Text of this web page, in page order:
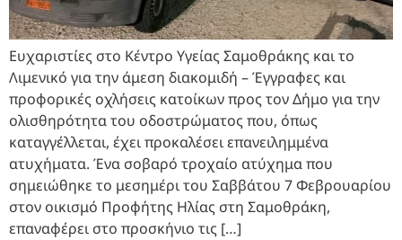
Ευχαριστίες στο Κέντρο Υγείας Σαμοθράκης και το
Λιμενικό για την άμεση διακομιδή – Έγγραφες και
προφορικές οχλήσεις κατοίκων προς τον Δήμο για την
ολισθηρότητα του οδοστρώματος που, όπως
καταγγέλλεται, έχει προκαλέσει επανειλημμένα
ατυχήματα. Ένα σοβαρό τροχαίο ατύχημα που
σημειώθηκε το μεσημέρι του Σαββάτου 7 Φεβρουαρίου
στον οικισμό Προφήτης Ηλίας στη Σαμοθράκη,
επαναφέρει στο προσκήνιο τις […]